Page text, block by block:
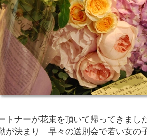
トナーが花束を頂いて帰ってきまし
が決まり 早々の送別会で若い女の